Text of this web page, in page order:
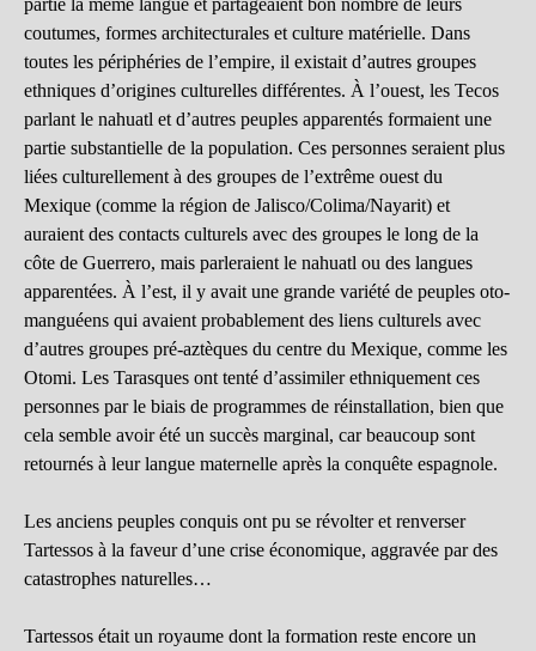
partie la même langue et partageaient bon nombre de leurs
coutumes, formes architecturales et culture matérielle. Dans
toutes les périphéries de l’empire, il existait d’autres groupes
ethniques d’origines culturelles différentes. À l’ouest, les Tecos
parlant le nahuatl et d’autres peuples apparentés formaient une
partie substantielle de la population. Ces personnes seraient plus
liées culturellement à des groupes de l’extrême ouest du
Mexique (comme la région de Jalisco/Colima/Nayarit) et
auraient des contacts culturels avec des groupes le long de la
côte de Guerrero, mais parleraient le nahuatl ou des langues
apparentées. À l’est, il y avait une grande variété de peuples oto-
manguéens qui avaient probablement des liens culturels avec
d’autres groupes pré-aztèques du centre du Mexique, comme les
Otomi. Les Tarasques ont tenté d’assimiler ethniquement ces
personnes par le biais de programmes de réinstallation, bien que
cela semble avoir été un succès marginal, car beaucoup sont
retournés à leur langue maternelle après la conquête espagnole.
Les anciens peuples conquis ont pu se révolter et renverser
Tartessos à la faveur d’une crise économique, aggravée par des
catastrophes naturelles…
Tartessos était un royaume dont la formation reste encore un